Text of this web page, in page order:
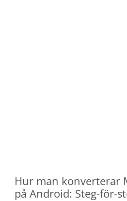
Hur man konverterar
på Android: Steg-för-